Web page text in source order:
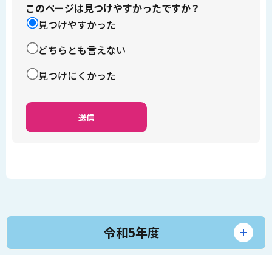
このページは見つけやすかったですか？
見つけやすかった
どちらとも言えない
見つけにくかった
令和5年度